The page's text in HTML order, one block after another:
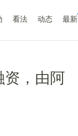
看法 动态 最新
资，由阿